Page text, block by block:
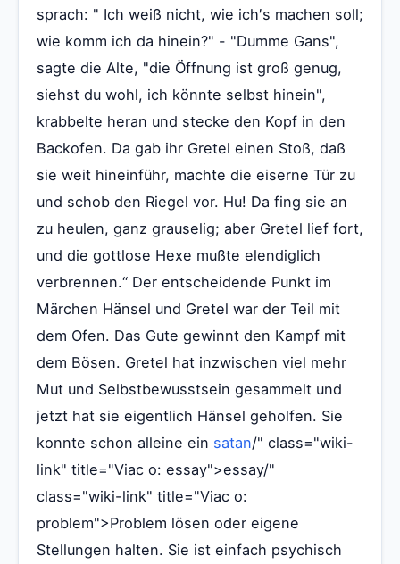
sprach: " Ich weiß nicht, wie ich′s machen soll;
wie komm ich da hinein?" - "Dumme Gans",
sagte die Alte, "die Öffnung ist groß genug,
siehst du wohl, ich könnte selbst hinein",
krabbelte heran und stecke den Kopf in den
Backofen. Da gab ihr Gretel einen Stoß, daß
sie weit hineinführ, machte die eiserne Tür zu
und schob den Riegel vor. Hu! Da fing sie an
zu heulen, ganz grauselig; aber Gretel lief fort,
und die gottlose Hexe mußte elendiglich
verbrennen.“ Der entscheidende Punkt im
Märchen Hänsel und Gretel war der Teil mit
dem Ofen. Das Gute gewinnt den Kampf mit
dem Bösen. Gretel hat inzwischen viel mehr
Mut und Selbstbewusstsein gesammelt und
jetzt hat sie eigentlich Hänsel geholfen. Sie
konnte schon alleine ein satan/" class="wiki-
link" title="Viac o: essay">essay/"
class="wiki-link" title="Viac o:
problem">Problem lösen oder eigene
Stellungen halten. Sie ist einfach psychisch